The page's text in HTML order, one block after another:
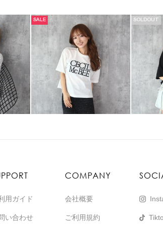
SALE SOLDOUT
用ガイド
い合わせ
COMPANY
会社概要
ご利用規約